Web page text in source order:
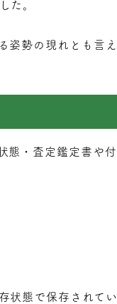
た。
姿勢の現れとも言え
態・査定鑑定書や付
状態で保存されてい